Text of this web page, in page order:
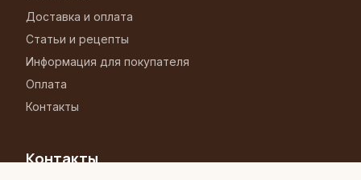
Доставка и оплата
Статьи и рецепты
Информация для покупателя
Оплата
Контакты
Контакты
Мы используем файлы cookie
Аналитические — помогают нам улучшать магазин
Принять все